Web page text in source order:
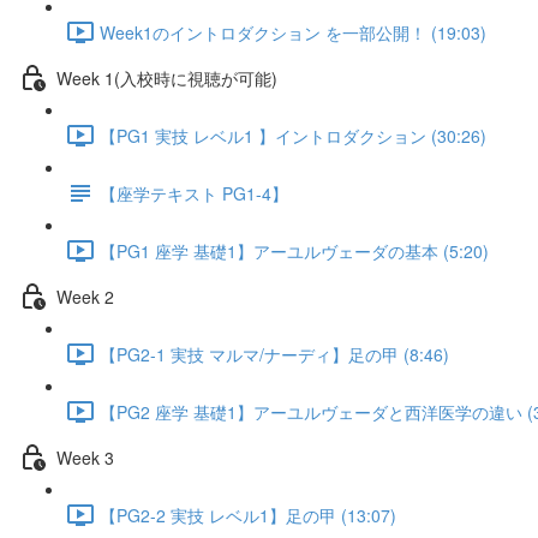
Week1のイントロダクション を一部公開！ (19:03)
Week 1(入校時に視聴が可能)
【PG1 実技 レベル1 】イントロダクション (30:26)
【座学テキスト PG1-4】
【PG1 座学 基礎1】アーユルヴェーダの基本 (5:20)
Week 2
【PG2-1 実技 マルマ/ナーディ】足の甲 (8:46)
【PG2 座学 基礎1】アーユルヴェーダと西洋医学の違い
Week 3
【PG2-2 実技 レベル1】足の甲 (13:07)